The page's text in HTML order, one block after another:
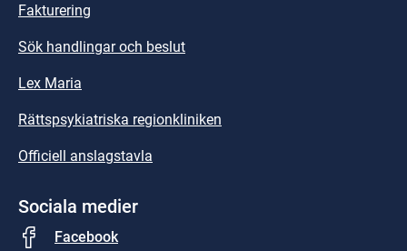
Fakturering
Sök handlingar och beslut
Lex Maria
Rättspsykiatriska regionkliniken
Officiell anslagstavla
Sociala medier
Facebook